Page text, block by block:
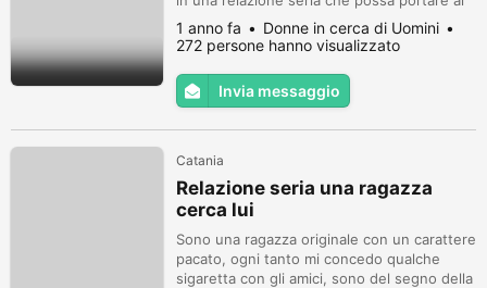
matrimonio, dovrebbe avere almeno 40
anni, contattami se sei serio così possiamo
conoscerci meglio
1 anno fa
Donne in cerca di Uomini
272 persone hanno visualizzato
Invia messaggio
Catania
Relazione seria una ragazza
cerca lui
Sono una ragazza originale con un carattere
pacato, ogni tanto mi concedo qualche
sigaretta con gli amici, sono del segno della